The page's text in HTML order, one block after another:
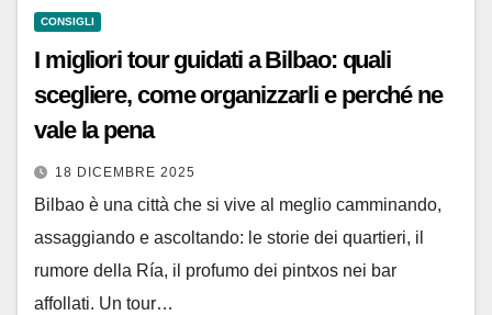
CONSIGLI
I migliori tour guidati a Bilbao: quali
scegliere, come organizzarli e perché ne
vale la pena
18 DICEMBRE 2025
Bilbao è una città che si vive al meglio camminando,
assaggiando e ascoltando: le storie dei quartieri, il
rumore della Ría, il profumo dei pintxos nei bar
affollati. Un tour…